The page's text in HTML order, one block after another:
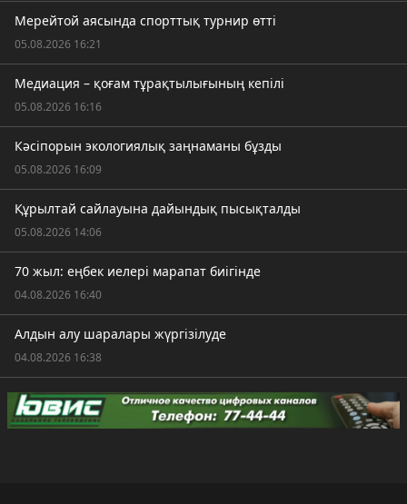
Мерейтой аясында спорттық турнир өтті
05.08.2026 16:21
Медиация – қоғам тұрақтылығының кепілі
05.08.2026 16:16
Кәсіпорын экологиялық заңнаманы бұзды
05.08.2026 16:09
Құрылтай сайлауына дайындық пысықталды
05.08.2026 14:06
70 жыл: еңбек иелері марапат биігінде
04.08.2026 16:40
Алдын алу шаралары жүргізілуде
04.08.2026 16:38